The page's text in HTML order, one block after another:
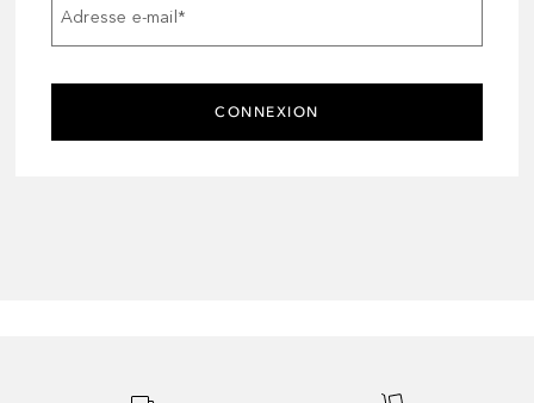
Adresse e-mail*
CONNEXION